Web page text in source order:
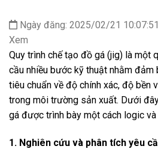
Ngày đăng: 2025/02/21
Xem
Quy trình chế tạo đồ gá (jig) là một
cầu nhiều bước kỹ thuật nhằm
tiêu chuẩn về độ chính xác, độ bền
trong môi trường sản xuất. Dưới
gá được trình bày một cách logic và
1. Nghiên cứu và phân tích yêu